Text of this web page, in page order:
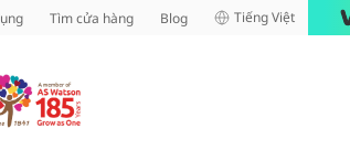
Tìm cửa hàng Blog Tiếng Việt